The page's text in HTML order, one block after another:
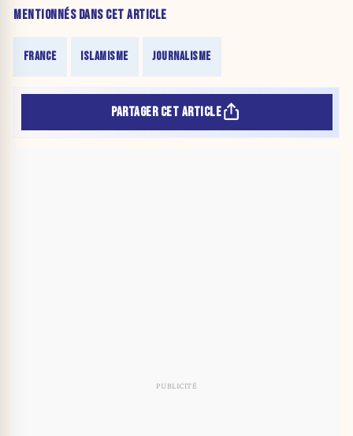
MENTIONNÉS DANS CET ARTICLE
FRANCE ISLAMISME JOURNALISME
PARTAGER CET ARTICLE